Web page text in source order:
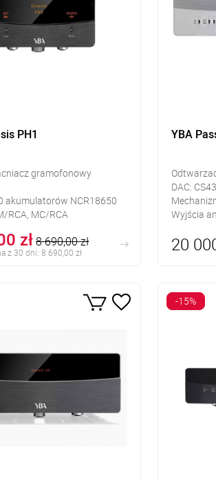
PH1
gramofonowy
akumulatorów NCR18650
RCA, MC/RCA
zł8 690,00 zł
z 30 dni: 8 690,00 zł
YBA
DAC:
Wyjścia
20
-15%